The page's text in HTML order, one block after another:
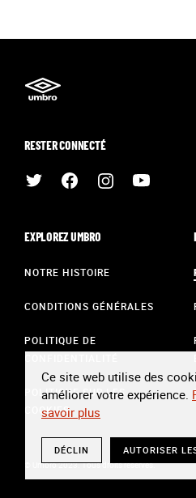
RESTER CONNECTÉ
EXPLOREZ UMBRO
NOTRE HISTOIRE
CONDITIONS GÉNÉRALES
POLITIQUE DE
POLITIQUE SUR LES
COOKIES
© Umbro 2023. Tous droits réservés.
Ce site web utilise des
améliorer votre expérience.
savoir plus
DÉCLIN AUTORISER